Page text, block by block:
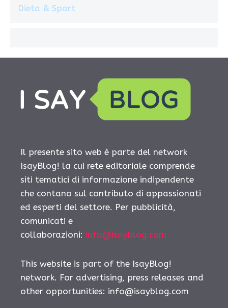
Dieta & Sport
Il presente sito web è parte del network
IsayBlog! la cui rete editoriale comprende
siti tematici di informazione indipendente
che contano sul contributo di appassionati
ed esperti del settore. Per pubblicità,
comunicati e
collaborazioni: info@isayblog.com
This website is part of the IsayBlog!
network. For advertising, press releases and
other opportunities: info@isayblog.com